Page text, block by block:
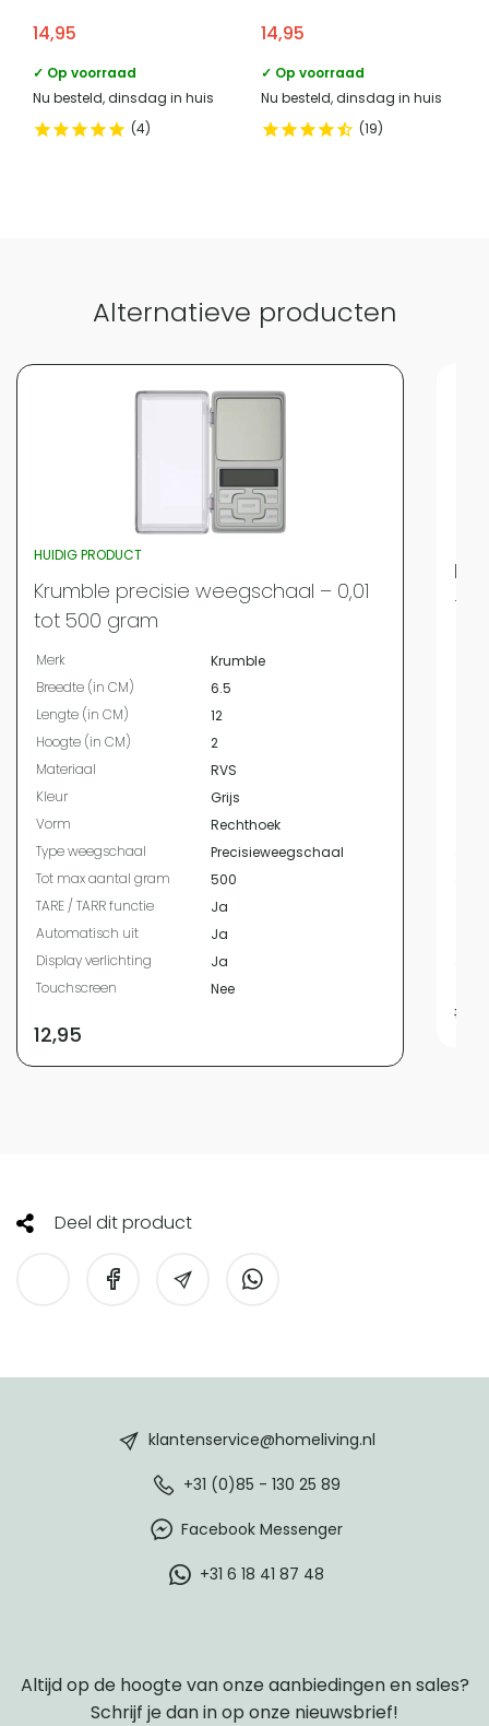
stootrand – Wit met
14,95
✓ Op voorraad
Nu besteld, dinsdag in huis
4
stootrand – Wit met grijs
14,95
✓ Op voorraad
Nu besteld, dinsdag in huis
19
Alternatieve producten
HUIDIG PRODUCT
Krumble precisie weegschaal – 0,01
tot 500 gram
Merk
Krumble
Breedte (in CM)
6.5
Lengte (in CM)
12
Hoogte (in CM)
2
Materiaal
RVS
Kleur
Grijs
Vorm
Rechthoek
Type weegschaal
Precisieweegschaal
Tot max aantal gram
500
TARE / TARR functie
Ja
Automatisch uit
Ja
Display verlichting
Ja
Touchscreen
Nee
12,95
–
15,95
Deel dit product
klantenservice@homeliving.nl
+31 (0)85 - 130 25 89
Facebook Messenger
+31 6 18 41 87 48
Altijd op de hoogte van onze aanbiedingen en sales?
Schrijf je dan in op onze nieuwsbrief!